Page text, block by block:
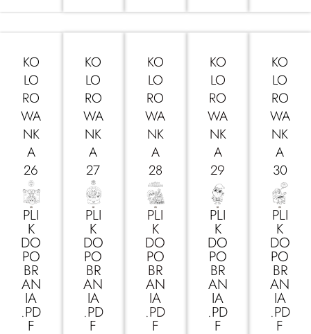
KO
LO
RO
WA
NK
A
26
PLI
K
DO
PO
BR
AN
IA
.PD
F
KO
LO
RO
WA
NK
A
27
PLI
K
DO
PO
BR
AN
IA
.PD
F
KO
LO
RO
WA
NK
A
28
PLI
K
DO
PO
BR
AN
IA
.PD
F
KO
LO
RO
WA
NK
A
29
PLI
K
DO
PO
BR
AN
IA
.PD
F
KO
LO
RO
WA
NK
A
30
PLI
K
DO
PO
BR
AN
IA
.PD
F